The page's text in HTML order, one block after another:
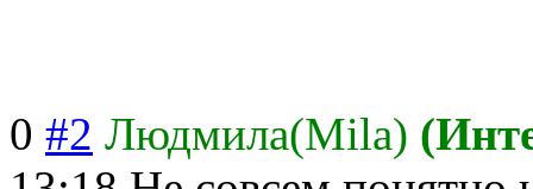
0 #2 Людмила(Mila)